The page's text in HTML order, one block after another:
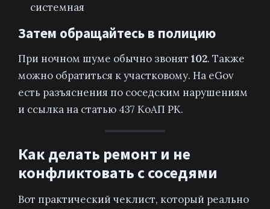
системная
Затем обращайтесь в полицию
При ночном шуме обычно звонят 102. Также
можно обратиться к участковому. На eGov
есть разъяснения по соседским нарушениям
и ссылка на статью 437 КоАП РК.
Как делать ремонт и не
конфликтовать с соседями
Вот практический чеклист, который реально